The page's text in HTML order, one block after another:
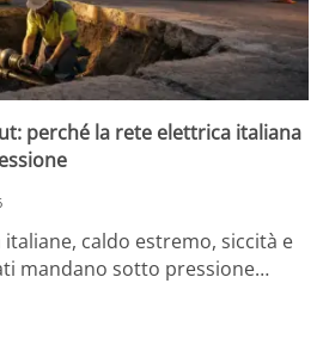
perché la rete elettrica italiana
caldo estremo, siccità e
mandano sotto pressione…